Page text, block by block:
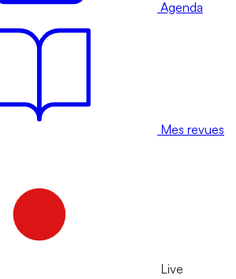
Agenda
Mes revues
Live